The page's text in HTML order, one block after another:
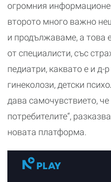
огромния
второто много важно
и продължаваме, а това
от специалисти, със
педиатри, каквато е и д-
гинеколози, детски
дава самочувствието,
потребителите“,
новата платформа.